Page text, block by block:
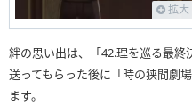
拡大
絆の思い出は、「42.理を巡る最
送ってもらった後に「時の狭間劇
ます。